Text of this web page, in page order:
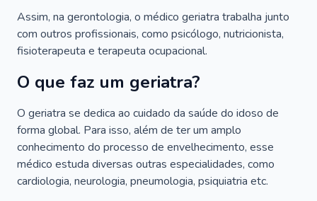
Assim, na gerontologia, o médico geriatra trabalha junto
com outros profissionais, como psicólogo, nutricionista,
fisioterapeuta e terapeuta ocupacional.
O que faz um geriatra?
O geriatra se dedica ao cuidado da saúde do idoso de
forma global. Para isso, além de ter um amplo
conhecimento do processo de envelhecimento, esse
médico estuda diversas outras especialidades, como
cardiologia, neurologia, pneumologia, psiquiatria etc.